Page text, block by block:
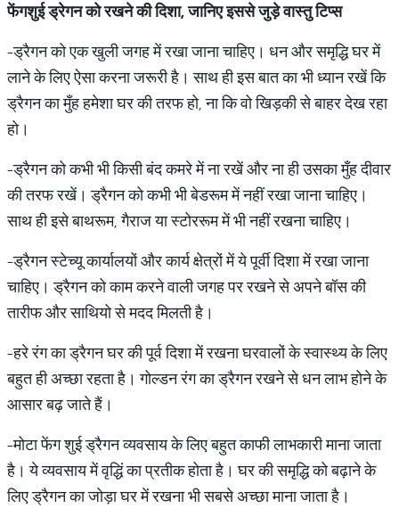
फेंगशुई ड्रेगन को रखने की दिशा,जानिए इससे जुड़े वास्तु टिप्स
-ड्रैगन को एक खुली जगह में रखा जाना चाहिए। धन और समृद्धि घर में
लाने के लिए ऐसा करना जरूरी है। साथ ही इस बात का भी ध्यान रखें कि
ड्रैगन का मुँह हमेशा घर की तरफ हो, ना कि वो खिड़की से बाहर देख रहा
हो।
-ड्रैगन को कभी भी किसी बंद कमरे में ना रखें और ना ही उसका मुँह दीवार
की तरफ रखें। ड्रैगन को कभी भी बेडरूम में नहीं रखा जाना चाहिए।
साथ ही इसे बाथरूम, गैराज या स्टोररूम में भी नहीं रखना चाहिए।
-ड्रैगन स्टेच्यू कार्यालयों और कार्य क्षेत्रों में ये पूर्वी दिशा में रखा जाना
चाहिए। ड्रैगन को काम करने वाली जगह पर रखने से अपने बॉस की
तारीफ और साथियो से मदद मिलती है।
-हरे रंग का ड्रैगन घर की पूर्व दिशा में रखना घरवालों के स्वास्थ्य के लिए
बहुत ही अच्छा रहता है। गोल्डन रंग का ड्रैगन रखने से धन लाभ होने के
आसार बढ़ जाते हैं।
-मोटा फेंग शुई ड्रैगन व्यवसाय के लिए बहुत काफी लाभकारी माना जाता
है। ये व्यवसाय में वृद्धिं का प्रतीक होता है। घर की समृद्धि को बढ़ाने के
लिए ड्रैगन का जोड़ा घर में रखना भी सबसे अच्छा माना जाता है।